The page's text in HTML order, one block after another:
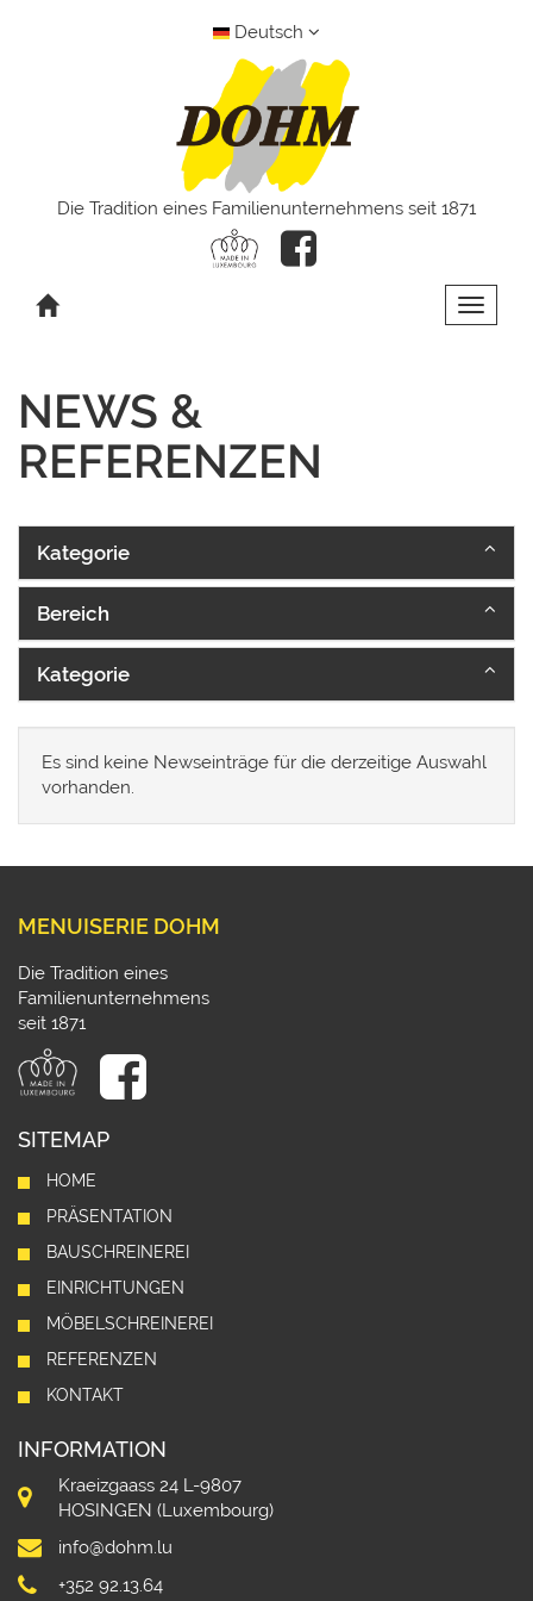
Deutsch
Die Tradition eines Familienunternehmens seit 1871
Toggle
NEWS &
REFERENZEN
Kategorie
Bereich
Kategorie
Es sind keine Newseinträge für die derzeitige Auswahl
vorhanden.
MENUISERIE DOHM
Die Tradition eines
Familienunternehmens
seit 1871
SITEMAP
HOME
PRÄSENTATION
BAUSCHREINEREI
EINRICHTUNGEN
MÖBELSCHREINEREI
REFERENZEN
KONTAKT
INFORMATION
Kraeizgaass 24 L-9807
HOSINGEN (Luxembourg)
info@dohm.lu
+352 92.13.64